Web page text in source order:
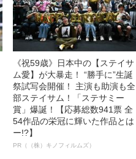
《祝59歳》日本中の【ステイサ
ム愛】が大暴走！ “勝手に”生誕
祭試写会開催！ 主演も助演も全
部ステイサム！「ステサミー
賞」爆誕！【応募総数941票 全
54作品の栄冠に輝いた作品とは
ー!?】
PR（（株）キノフィルムズ）